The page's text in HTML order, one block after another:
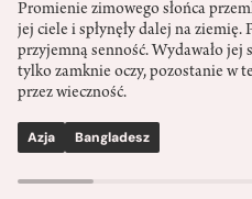
Promienie zimowego słońca
jej ciele i spłynęły dalej na ziemię.
przyjemną senność. Wydawało jej
tylko zamknie oczy, pozostanie w
przez wieczność.
Azja Bangladesz